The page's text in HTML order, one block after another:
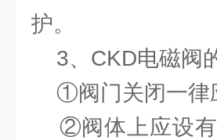
护。
3、CKD电磁阀
①阀门关闭一律
②阀体上应设有